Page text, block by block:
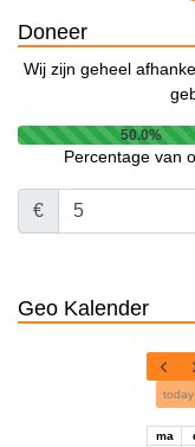
Doneer
Wij zijn geheel
50.0%
Percentage van
€
Geo Kalender
today
ma